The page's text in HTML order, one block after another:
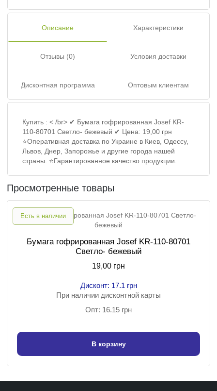
Описание Характеристики
Отзывы (0) Условия доставки
Дисконтная программа Оптовым клиентам
Купить : < /br> ✔ Бумага гофрированная Josef KR-
110-80701 Светло- бежевый ✔ Цена: 19,00 грн
⭐Оперативная доставка по Украине в Киев, Одессу,
Львов, Днер, Запорожье и другие города нашей
страны. ⭐Гарантированное качество продукции.
Просмотренные товары
Есть в наличии
Бумага гофрированная Josef KR-110-80701
Светло- бежевый
19,00 грн
Дисконт: 17.1 грн
При наличии дисконтной карты
Опт: 16.15 грн
В корзину